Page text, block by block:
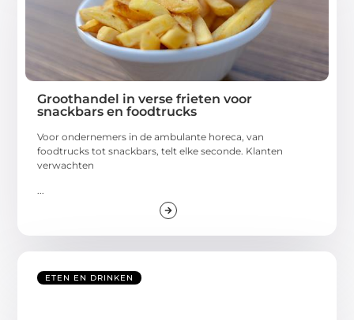
Groothandel in verse frieten voor
snackbars en foodtrucks
Voor ondernemers in de ambulante horeca, van
foodtrucks tot snackbars, telt elke seconde. Klanten
verwachten
...
ETEN EN DRINKEN